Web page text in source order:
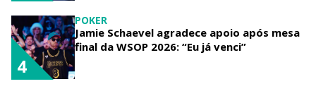
POKER
Jamie Schaevel agradece apoio após mesa
final da WSOP 2026: “Eu já venci”
4